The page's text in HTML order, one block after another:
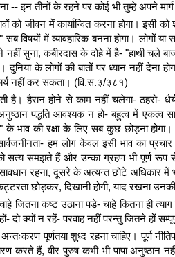
-- इन तीनों के रहने पर कोई भी तुम्हे अपने
जीवन में कार्यान्वित करना होगा। इसी
सब विषयों में व्यावहारिक बनना होगा। लोगों
सुना, कबीरदास के दोहे में है- "हाथी चले
दुनिया के लोगों की बातों पर ध्यान नहीं देना
नहीं कर सकता। (वि.स.३/३८१)
है। हैरान होने से काम नहीं चलेगा- ठहरो-
पद्धति आवश्यक न हो- बहुत्व में एकत्व
के भाव की रक्षा के लिए सब कुछ छोड़ना
हम लोग केवल इसी भाव का
सत्य समझते हैं और उन्का ग्रहण भी पूर्ण
रहना, दूसरे के अत्यन्त छोटे अधिकार
छोड़कर, दिखानी होगी, याद रखना
जितना कष्ट उठाना पडे- चाहे कितना ही
दो क्यों न रहें- परवाह नहीं परन्तु जितने हों
पूर्णतया शुध्द रहना चाहिए। पूर्ण
करते हैं, वीर पुरुष कभी भी पापा अनुष्ठान